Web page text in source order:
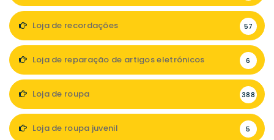
Loja de recordações 57
Loja de reparação de artigos eletrónicos 6
Loja de roupa 388
Loja de roupa juvenil 5